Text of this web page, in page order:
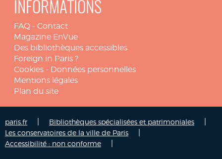
INFORMATIONS
FAQ - Contact
Magazine EnVue
Des bibliothèques accessibles
Foreign in Paris ?
Cookies - Données personnelles
Mentions légales
Plan du site
paris.fr Bibliothèques spécialisées et patrimoniales
Les conservatoires de la ville de Paris
Accessibilité : non conforme